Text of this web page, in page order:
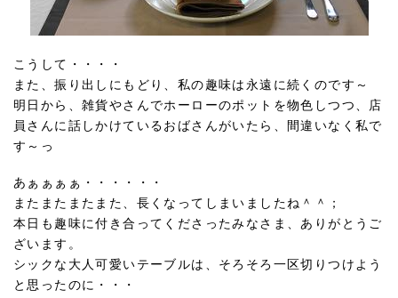
こうして・・・・
また、振り出しにもどり、私の趣味は永遠に続くのです～
明日から、雑貨やさんでホーローのポットを物色しつつ、店
員さんに話しかけているおばさんがいたら、間違いなく私で
す～っ
あぁぁぁぁ・・・・・・
またまたまたまた、長くなってしまいましたね＾＾；
本日も趣味に付き合ってくださったみなさま、ありがとうご
ざいます。
シックな大人可愛いテーブルは、そろそろ一区切りつけよう
と思ったのに・・・